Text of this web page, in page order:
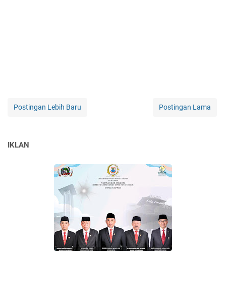
Postingan Lebih Baru Postingan Lama
IKLAN